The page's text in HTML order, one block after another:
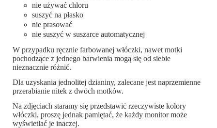
nie używać chloru
suszyć na płasko
nie prasować
nie suszyć w suszarce automatycznej
W przypadku ręcznie farbowanej włóczki, nawet motki
pochodzące z jednego barwienia mogą się od siebie
nieznacznie różnić.
Dla uzyskania jednolitej dzianiny, zalecane jest naprzemienne
przerabianie nitek z dwóch motków.
Na zdjęciach staramy się przedstawić rzeczywiste kolory
włóczki, proszę jednak pamiętać, że każdy monitor może
wyświetlać je inaczej.